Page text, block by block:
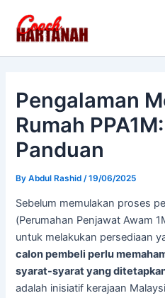
content
Pengalaman
Rumah
Panduan
ByAbdul Rashid /19/06/2025
Sebelum memulakan proses
(Perumahan Penjawat Awam
untuk melakukan persediaan
calon pembeli perlu
syarat-syarat yang
adalah inisiatif kerajaan